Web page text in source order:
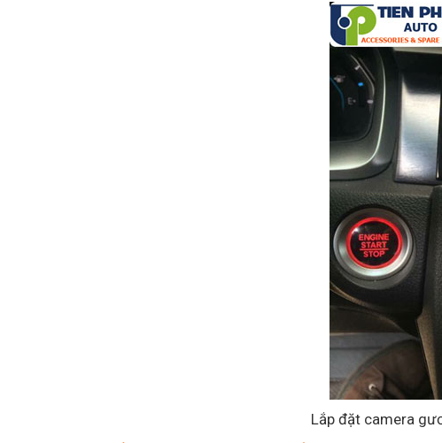
Lắp đặt camera